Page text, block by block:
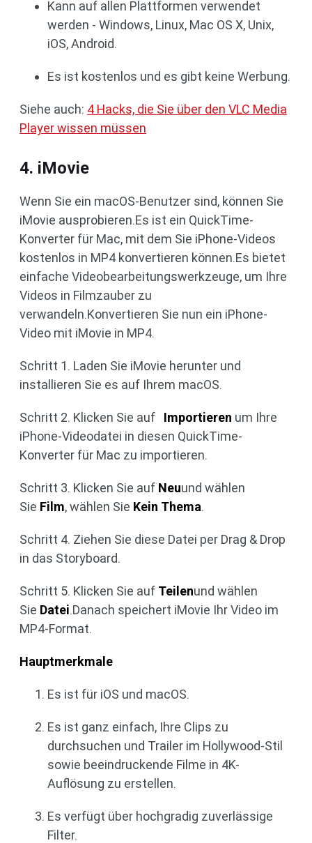
Kann auf allen Plattformen verwendet
werden - Windows, Linux, Mac OS X, Unix,
iOS, Android.
Es ist kostenlos und es gibt keine Werbung.
Siehe auch: 4 Hacks, die Sie über den VLC Media
Player wissen müssen
4. iMovie
Wenn Sie ein macOS-Benutzer sind, können Sie
iMovie ausprobieren.Es ist ein QuickTime-
Konverter für Mac, mit dem Sie iPhone-Videos
kostenlos in MP4 konvertieren können.Es bietet
einfache Videobearbeitungswerkzeuge, um Ihre
Videos in Filmzauber zu
verwandeln.Konvertieren Sie nun ein iPhone-
Video mit iMovie in MP4.
Schritt 1. Laden Sie iMovie herunter und
installieren Sie es auf Ihrem macOS.
Schritt 2. Klicken Sie auf Importieren um Ihre
iPhone-Videodatei in diesen QuickTime-
Konverter für Mac zu importieren.
Schritt 3. Klicken Sie auf Neuund wählen
Sie Film, wählen Sie Kein Thema.
Schritt 4. Ziehen Sie diese Datei per Drag & Drop
in das Storyboard.
Schritt 5. Klicken Sie auf Teilenund wählen
Sie Datei.Danach speichert iMovie Ihr Video im
MP4-Format.
Hauptmerkmale
Es ist für iOS und macOS.
Es ist ganz einfach, Ihre Clips zu
durchsuchen und Trailer im Hollywood-Stil
sowie beeindruckende Filme in 4K-
Auflösung zu erstellen.
Es verfügt über hochgradig zuverlässige
Filter.